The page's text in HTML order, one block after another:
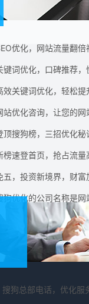
顶搜狗榜，三招优化秘
五，投资新境界，财富